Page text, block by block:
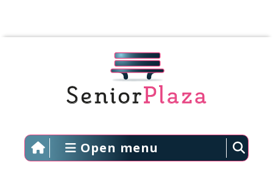
Open menu